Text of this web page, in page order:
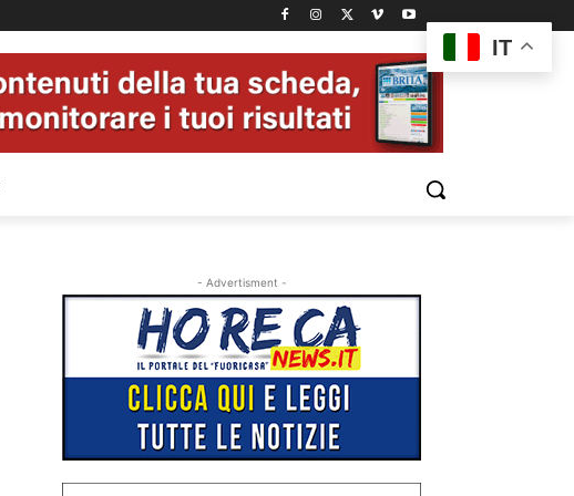
- Advertisment -
IT